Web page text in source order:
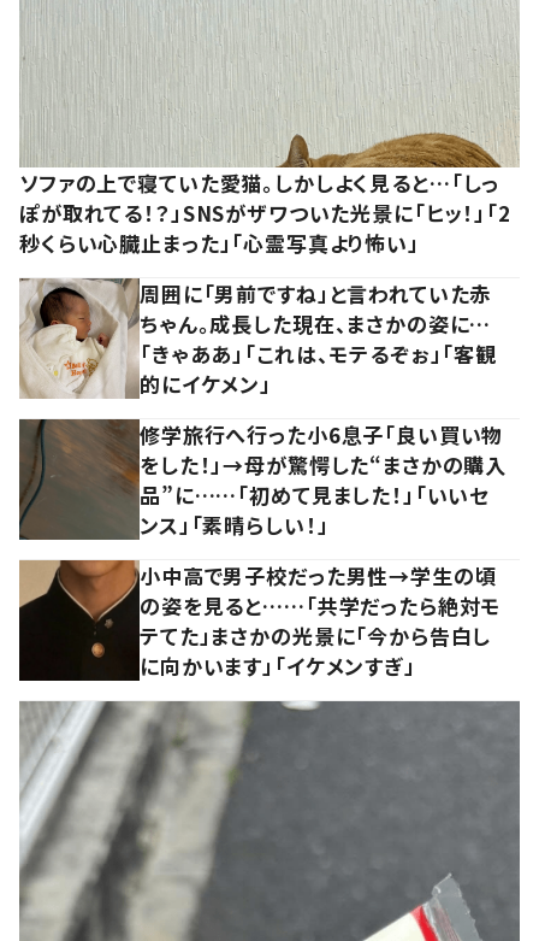
ソファの上で寝ていた愛猫。しかしよく見ると…「しっ
ぽが取れてる！？」SNSがザワついた光景に「ヒッ！」「2
秒くらい心臓止まった」「心霊写真より怖い」
周囲に「男前ですね」と言われていた赤
ちゃん。成長した現在、まさかの姿に…
「きゃああ」「これは、モテるぞぉ」「客観
的にイケメン」
修学旅行へ行った小6息子「良い買い物
をした！」→母が驚愕した“まさかの購入
品”に……「初めて見ました！」「いいセ
ンス」「素晴らしい！」
小中高で男子校だった男性→学生の頃
の姿を見ると……「共学だったら絶対モ
テてた」まさかの光景に「今から告白し
に向かいます」「イケメンすぎ」